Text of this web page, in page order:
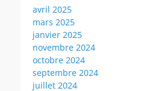
avril 2025
mars 2025
janvier 2025
novembre 2024
octobre 2024
septembre 2024
juillet 2024